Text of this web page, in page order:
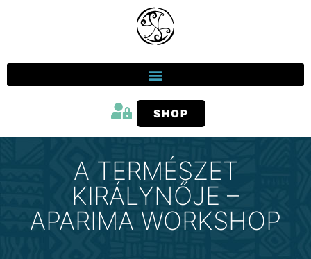
SHOP
A TERMÉSZET
KIRÁLYNŐJE –
APARIMA WORKSHOP